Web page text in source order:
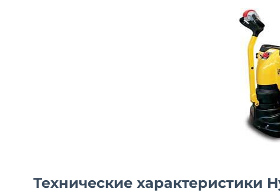
Технические характеристики